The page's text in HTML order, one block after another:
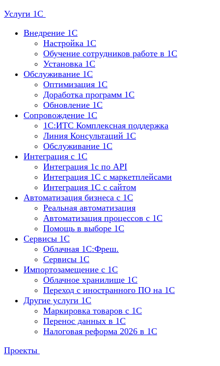
Услуги 1С
Внедрение 1С
Настройка 1C
Обучение сотрудников работе в 1С
Установка 1C
Обслуживание 1С
Оптимизация 1С
Доработка программ 1С
Обновление 1С
Сопровождение 1С
1C:ИТС Комплексная поддержка
Линия Консультаций 1С
Обслуживание 1С
Интеграция с 1С
Интеграция 1с по API
Интеграция 1С с маркетплейсами
Интеграция 1С с сайтом
Автоматизация бизнеса с 1С
Реальная автоматизация
Автоматизация процессов с 1С
Помощь в выборе 1С
Сервисы 1С
Облачная 1С:Фреш.
Сервисы 1С
Импортозамещение с 1С
Облачное хранилище 1С
Переход с иностранного ПО на 1С
Другие услуги 1С
Маркировка товаров с 1С
Перенос данных в 1С
Налоговая реформа 2026 в 1С
Проекты